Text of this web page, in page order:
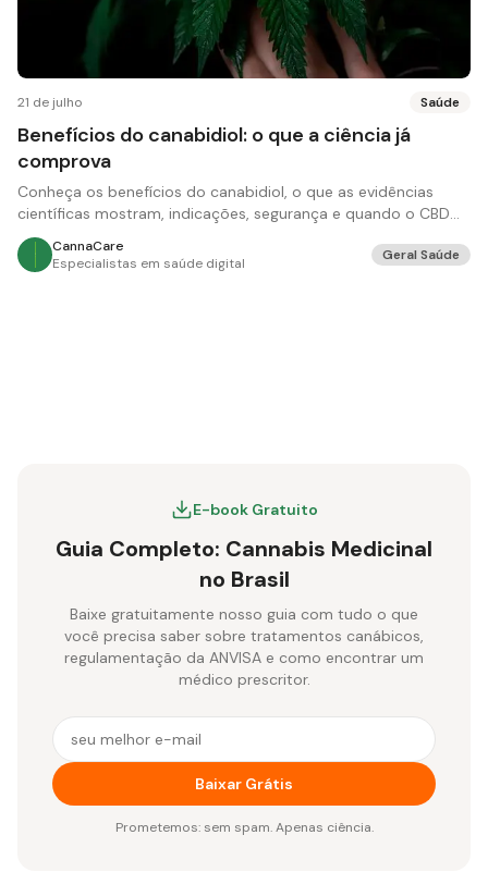
21 de julho Saúde
Benefícios do canabidiol: o que a ciência já
comprova
Conheça os benefícios do canabidiol, o que as evidências
científicas mostram, indicações, segurança e quando o CBD
pode ser recomendado.
CannaCare
Especialistas em saúde digital
Geral Saúde
E-book Gratuito
Guia Completo: Cannabis Medicinal
no Brasil
Baixe gratuitamente nosso guia com tudo o que
você precisa saber sobre tratamentos canábicos,
regulamentação da ANVISA e como encontrar um
médico prescritor.
E-mail para receber o e-book gratuito
Baixar Grátis
Prometemos: sem spam. Apenas ciência.